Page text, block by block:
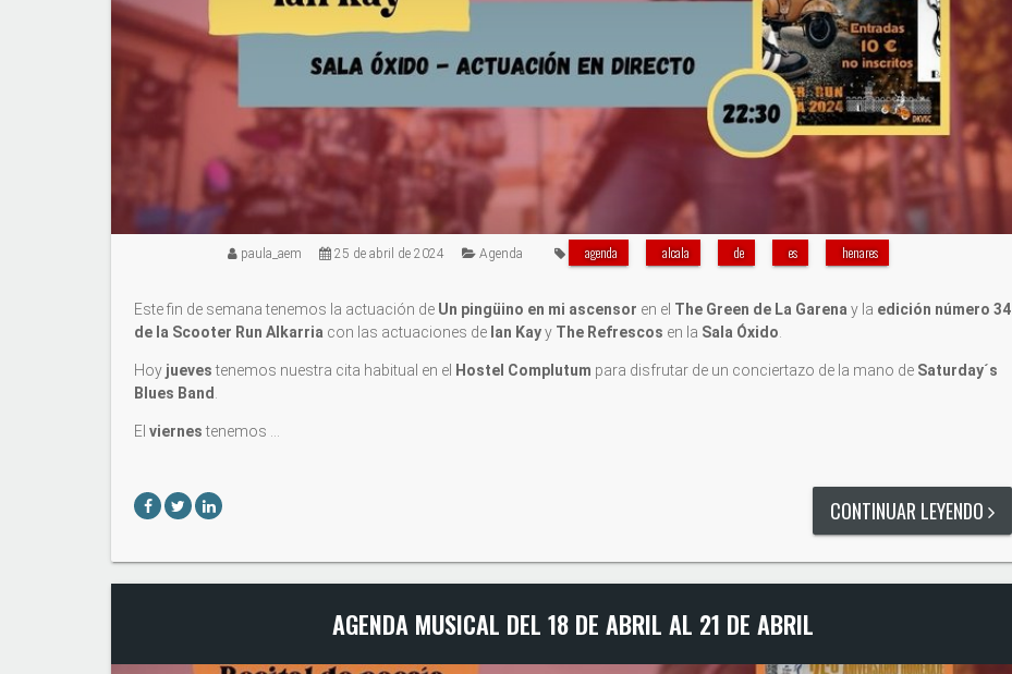
paula_aem 25 de abril de 2024 Agenda agenda alcala de es henares
Este fin de semana tenemos la actuación de Un pingüino en mi ascensor en el The Green de La Garena y la edición número 34
de la Scooter Run Alkarria con las actuaciones de Ian Kayy The Refrescos en la Sala Óxido
Hoy juevestenemos nuestra cita habitual en el Hostel Complutum para disfrutar de un conciertazo de la mano de Saturday´s
Blues Band
El viernestenemos …
CONTINUAR LEYENDO
AGENDA MUSICAL DEL 18 DE ABRIL AL 21 DE ABRIL